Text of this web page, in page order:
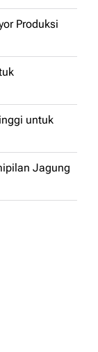
Produksi
untuk
Jagung